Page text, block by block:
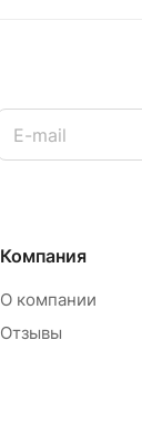
Компания
О компании
Отзывы